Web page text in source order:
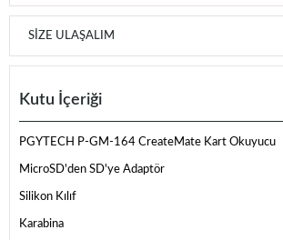
SIZE ULAŞALIM
Kutu İçeriği
PGYTECH P-GM-164 CreateMate Kart Okuyucu
MicroSD'den SD'ye Adaptör
Silikon Kılıf
Karabina